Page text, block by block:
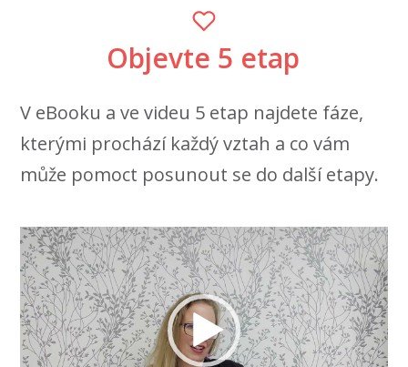
Objevte 5 etap
V eBooku a ve videu 5 etap najdete fáze,
kterými prochází každý vztah a co vám
může pomoct posunout se do další etapy.
Video
přehrávač